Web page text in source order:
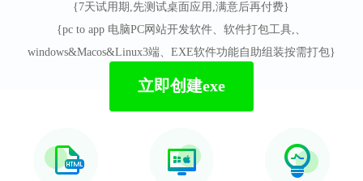
{7天试用期,先测试桌面应用,满意后再付费}
{pc to app 电脑PC网站开发软件、软件打包工具,、
windows&Macos&Linux3端、EXE软件功能自助组装按需打包}
立即创建exe